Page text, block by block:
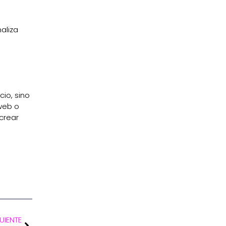
sino
o